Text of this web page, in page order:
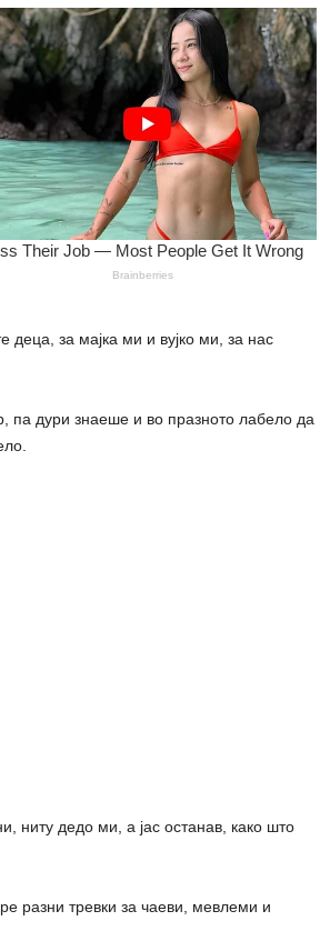
деца, за мајка ми и вујко ми, за нас
па дури знаеше и во празното лабело да
ниту дедо ми, а јас останав, како што
разни тревки за чаеви, мевлеми и